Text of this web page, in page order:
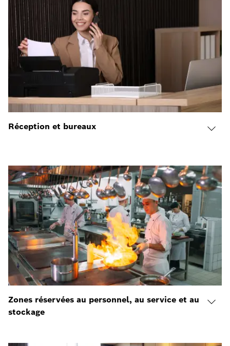
Réception et bureaux
Zones réservées au personnel, au service et au
stockage